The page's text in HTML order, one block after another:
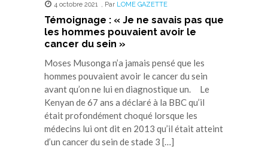
4 octobre 2021 , Par LOME GAZETTE
Témoignage : « Je ne savais pas que
les hommes pouvaient avoir le
cancer du sein »
Moses Musonga n’a jamais pensé que les
hommes pouvaient avoir le cancer du sein
avant qu’on ne lui en diagnostique un. Le
Kenyan de 67 ans a déclaré à la BBC qu’il
était profondément choqué lorsque les
médecins lui ont dit en 2013 qu’il était atteint
d’un cancer du sein de stade 3 […]